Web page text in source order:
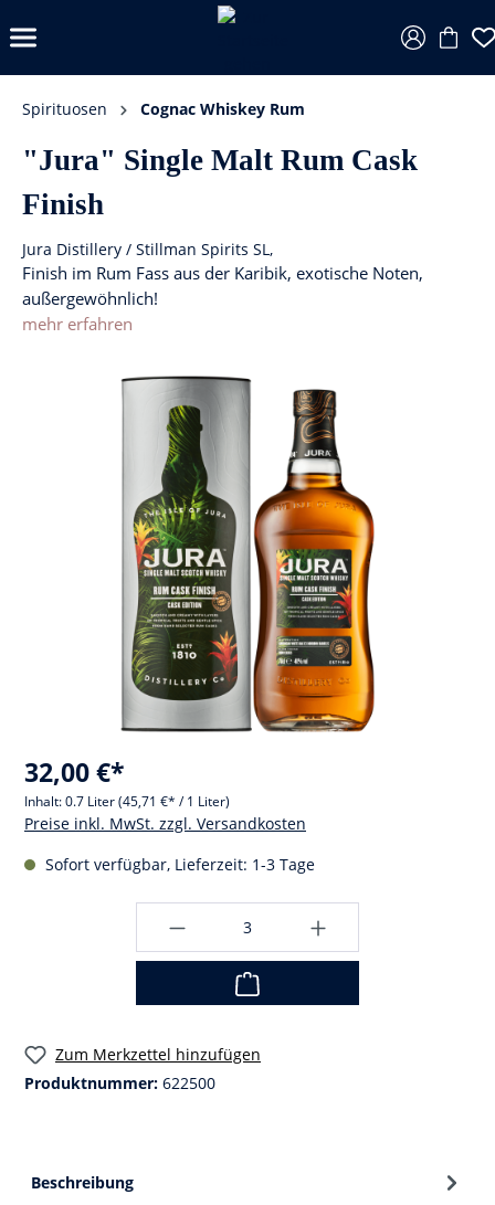
Spirituosen Cognac Whiskey Rum
"Jura" Single Malt Rum Cask
Finish
Jura Distillery / Stillman Spirits SL,
Finish im Rum Fass aus der Karibik, exotische Noten,
außergewöhnlich!
mehr erfahren
32,00 €*
Inhalt:0.7 Liter(45,71 €* / 1 Liter)
Preise inkl. MwSt. zzgl. Versandkosten
Sofort verfügbar, Lieferzeit: 1-3 Tage
Zum Merkzettel hinzufügen
Produktnummer: 622500
Beschreibung